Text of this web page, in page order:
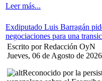
Leer más...
Exdiputado Luis Barragán
negociaciones para una
Escrito por Redacción OyN
Jueves, 06 de Agosto de
Reconocido por la